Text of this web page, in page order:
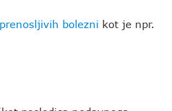
bolezni kot je npr.